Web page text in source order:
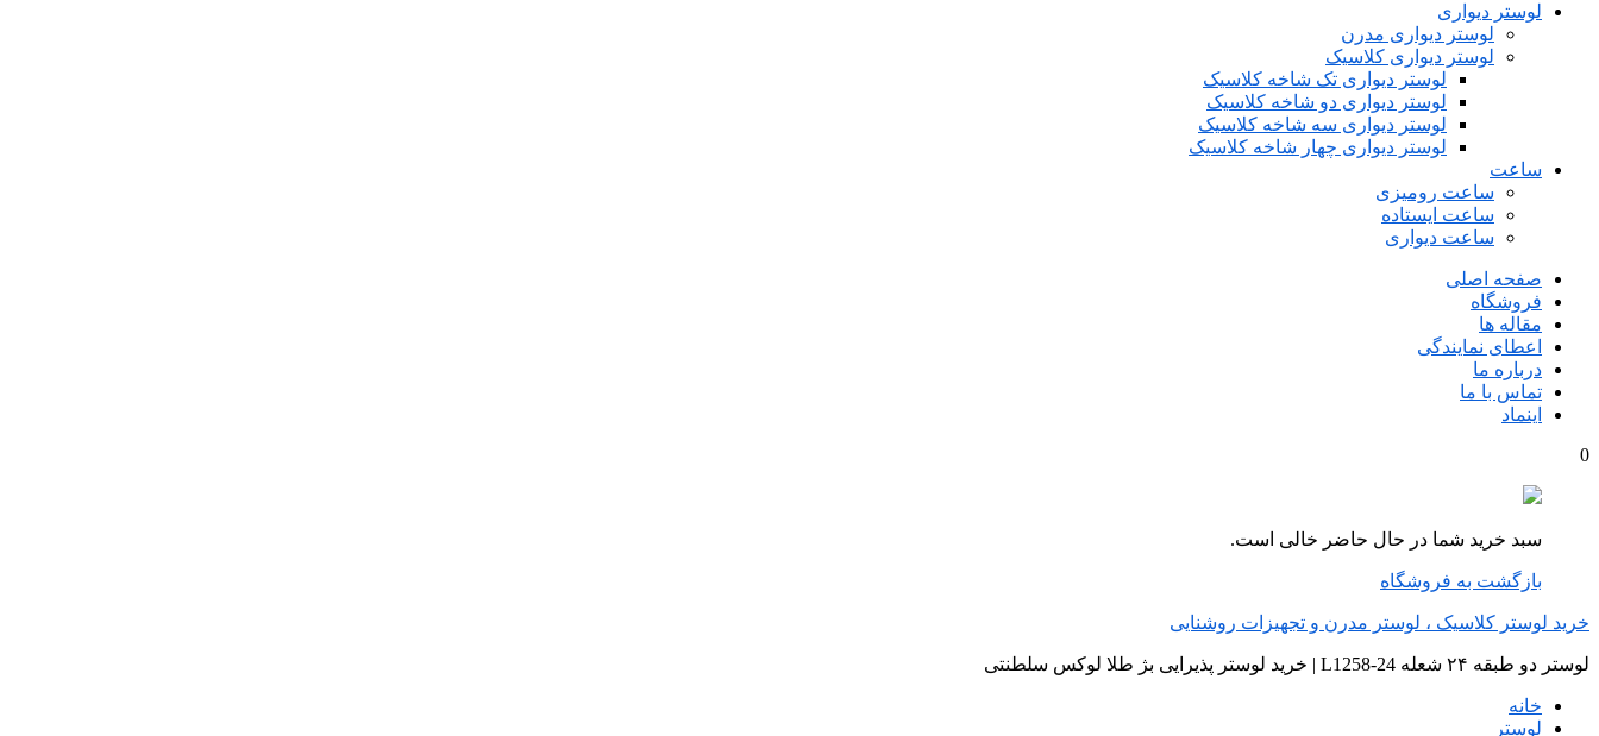
لوستر دیواری
لوستر دیواری مدرن
لوستر دیواری کلاسیک
لوستر دیواری تک شاخه کلاسیک
لوستر دیواری دو شاخه کلاسیک
لوستر دیواری سه شاخه کلاسیک
لوستر دیواری چهار شاخه کلاسیک
ساعت
ساعت رومیزی
ساعت ایستاده
ساعت دیواری
صفحه اصلی
فروشگاه
مقاله ها
اعطای نمایندگی
درباره ما
تماس با ما
اینماد
0
سبد خرید شما در حال حاضر خالی است.
بازگشت به فروشگاه
خرید لوستر کلاسیک ، لوستر مدرن و تجهیزات روشنایی
لوستر دو طبقه ۲۴ شعله L1258-24 | خرید لوستر پذیرایی بژ طلا لوکس سلطنتی
خانه
لوستر